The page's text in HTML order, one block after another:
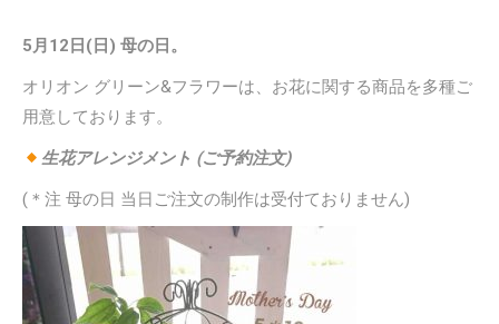
5月12日(日) 母の日。
オリオン グリーン&フラワーは、お花に関する商品を多種ご
用意しております。
生花アレンジメント (ご予約注文)
(＊注 母の日 当日ご注文の制作は受付ておりません)